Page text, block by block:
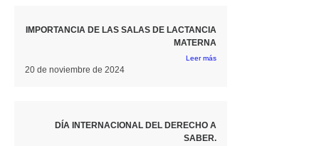
IMPORTANCIA DE LAS SALAS DE LACTANCIA
MATERNA
Leer más
20 de noviembre de 2024
DÍA INTERNACIONAL DEL DERECHO A
SABER.